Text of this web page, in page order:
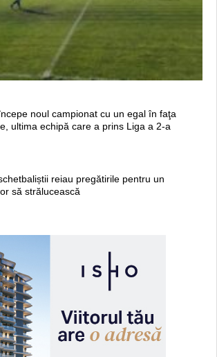
noul campionat cu un egal în faţa
ultima echipă care a prins Liga a 2-a
reiau pregătirile pentru un
să strălucească